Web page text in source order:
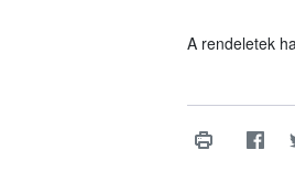
A rendeletek